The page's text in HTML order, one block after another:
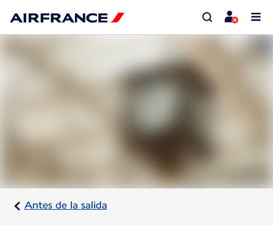
Antes de la salida